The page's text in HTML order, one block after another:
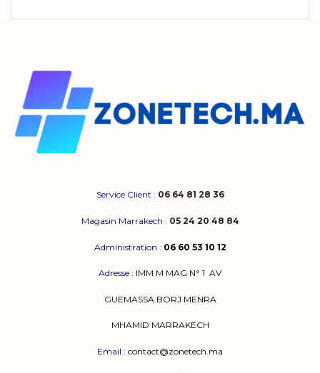
Service Client : 06 64 81 28 36
Magasin Marrakech : 05 24 20 48 84
Administration : 06 60 53 10 12
Adresse : IMM M MAG N° 1 AV
GUEMASSA BORJ MENRA
MHAMID MARRAKECH
Email : contact@zonetech.ma